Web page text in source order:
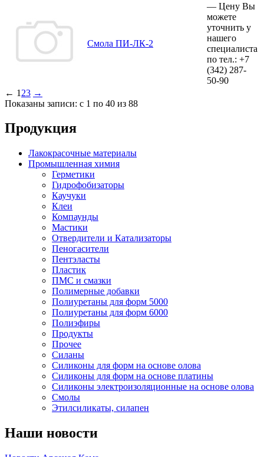
Смола ПИ-ЛК-2
— Цену Вы
можете
уточнить у
нашего
специалиста
по тел.: +7
(342) 287-
50-90
← 1 23 →
Показаны записи: с 1 по 40 из 88
Продукция
Лакокрасочные материалы
Промышленная химия
Герметики
Гидрофобизаторы
Каучуки
Клеи
Компаунды
Мастики
Отвердители и Катализаторы
Пеногасители
Пентэласты
Пластик
ПМС и смазки
Полимерные добавки
Полиуретаны для форм 5000
Полиуретаны для форм 6000
Полиэфиры
Продукты
Прочее
Силаны
Силиконы для форм на основе олова
Силиконы для форм на основе платины
Силиконы электроизоляционные на основе олова
Смолы
Этилсиликаты, силапен
Наши новости